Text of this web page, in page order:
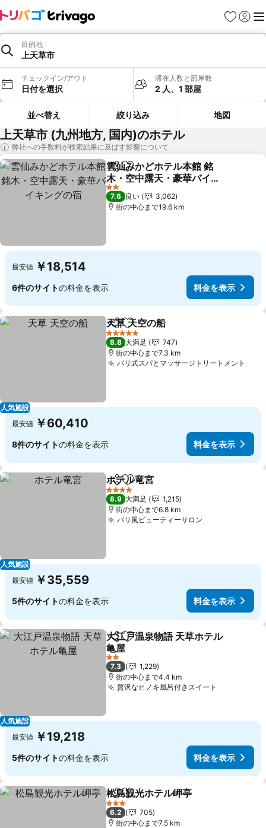
お気に入り
ログイ
メ
目的地
上天草市
チェックイン/アウト
日付を選択
滞在人数と部屋数
2 人、1 部屋
並べ替え 絞り込み 地図
上天草市 (九州地方, 国内)のホテル
弊社への手数料が検索結果に及ぼす影響について
シェアお気に入りに追加
雲仙みかどホテル本館 銘
木・空中露天・豪華バイキ
ングの宿
2 ホテルのランク
7.6 良い
3,062
街の中心まで19.6 km
最安値 ￥18,514
6件のサイトの料金を表示 料金を表示
人気施設
シェアお気に入りに追加
天草 天空の船
5 ホテルのランク
8.8 大満足
747
街の中心まで7.3 km
バリ式スパとマッサージトリートメント
最安値 ￥60,410
8件のサイトの料金を表示 料金を表示
人気施設
シェアお気に入りに追加
ホテル竜宮
4 ホテルのランク
8.9 大満足
1,215
街の中心まで6.8 km
バリ風ビューティーサロン
最安値 ￥35,559
5件のサイトの料金を表示 料金を表示
人気施設
シェアお気に入りに追加
大江戸温泉物語 天草ホテル
亀屋
2 ホテルのランク
7.3
1,229
街の中心まで4.4 km
贅沢なヒノキ風呂付きスイート
最安値 ￥19,218
5件のサイトの料金を表示 料金を表示
シェアお気に入りに追加
松島観光ホテル岬亭
3 ホテルのランク
6.2
705
街の中心まで7.5 km